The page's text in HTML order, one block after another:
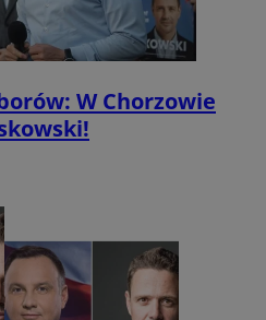
W Chorzowie